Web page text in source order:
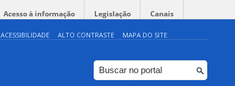
Acesso à informação Legislação Canais
ACESSIBILIDADE ALTO CONTRASTE MAPA DO SITE